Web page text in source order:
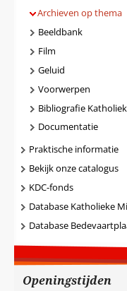
Archieven op thema
Beeldbank
Film
Geluid
Voorwerpen
Bibliografie
Documentatie
Praktische informatie
Bekijk onze catalogus
KDC-fonds
Database Katholieke
Database
Openingstijden